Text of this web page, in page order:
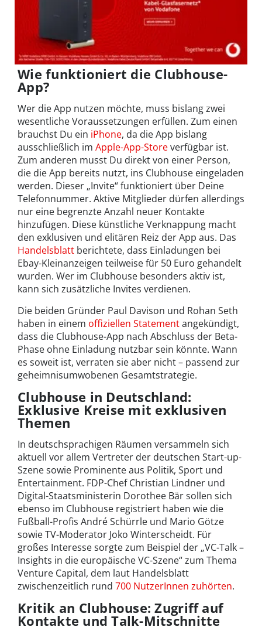
Wie funktioniert die Clubhouse-
App?
Wer die App nutzen möchte, muss bislang zwei
wesentliche Voraussetzungen erfüllen. Zum einen
brauchst Du ein iPhone, da die App bislang
ausschließlich im Apple-App-Storeverfügbar ist.
Zum anderen musst Du direkt von einer Person,
die die App bereits nutzt, ins Clubhouse eingeladen
werden. Dieser „Invite“ funktioniert über Deine
Telefonnummer. Aktive Mitglieder dürfen allerdings
nur eine begrenzte Anzahl neuer Kontakte
hinzufügen. Diese künstliche Verknappung macht
den exklusiven und elitären Reiz der App aus. Das
Handelsblatt berichtete, dass Einladungen bei
Ebay-Kleinanzeigen teilweise für 50 Euro gehandelt
wurden. Wer im Clubhouse besonders aktiv ist,
kann sich zusätzliche Invites verdienen.
Die beiden Gründer Paul Davison und Rohan Seth
haben in einem offiziellen Statementangekündigt,
dass die Clubhouse-App nach Abschluss der Beta-
Phase ohne Einladung nutzbar sein könnte. Wann
es soweit ist, verraten sie aber nicht – passend zur
geheimnisumwobenen Gesamtstrategie.
Clubhouse in Deutschland:
Exklusive Kreise mit exklusiven
Themen
In deutschsprachigen Räumen versammeln sich
aktuell vor allem Vertreter der deutschen Start-up-
Szene sowie Prominente aus Politik, Sport und
Entertainment. FDP-Chef Christian Lindner und
Digital-Staatsministerin Dorothee Bär sollen sich
ebenso im Clubhouse registriert haben wie die
Fußball-Profis André Schürrle und Mario Götze
sowie TV-Moderator Joko Winterscheidt. Für
großes Interesse sorgte zum Beispiel der „VC-Talk –
Insights in die europäische VC-Szene“ zum Thema
Venture Capital, dem laut Handelsblatt
zwischenzeitlich rund 700 NutzerInnen zuhörten.
Kritik an Clubhouse: Zugriff auf
Kontakte und Talk-Mitschnitte